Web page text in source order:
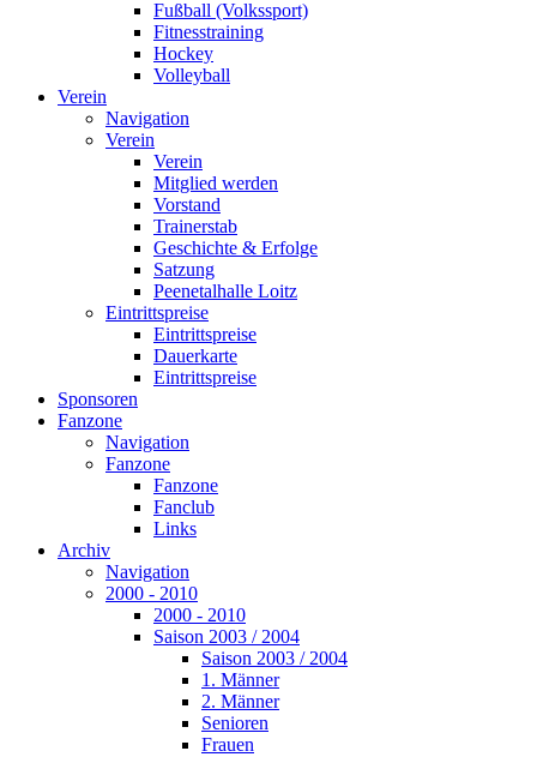
Fußball (Volkssport)
Fitnesstraining
Hockey
Volleyball
Verein
Navigation
Verein
Verein
Mitglied werden
Vorstand
Trainerstab
Geschichte & Erfolge
Satzung
Peenetalhalle Loitz
Eintrittspreise
Eintrittspreise
Dauerkarte
Eintrittspreise
Sponsoren
Fanzone
Navigation
Fanzone
Fanzone
Fanclub
Links
Archiv
Navigation
2000 - 2010
2000 - 2010
Saison 2003 / 2004
Saison 2003 / 2004
1. Männer
2. Männer
Senioren
Frauen